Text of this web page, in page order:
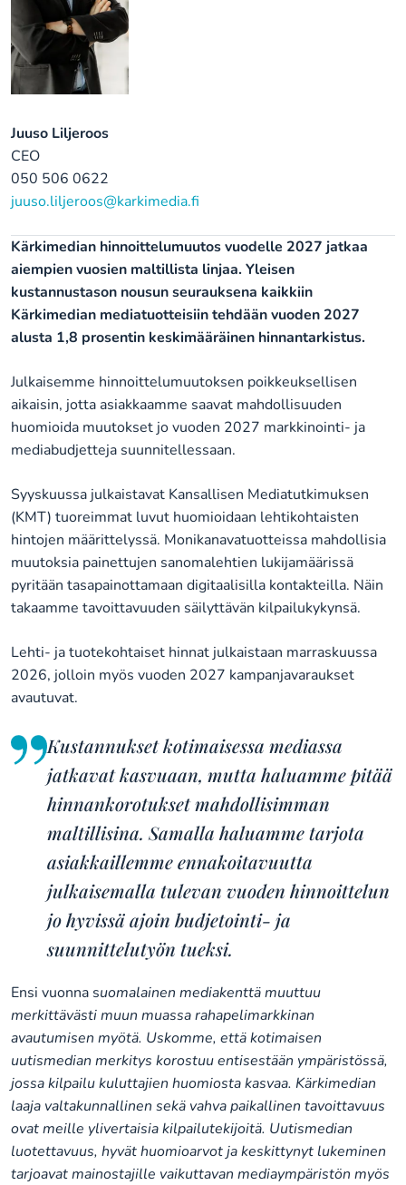
Juuso Liljeroos
CEO
050 506 0622
juuso.liljeroos@karkimedia.fi
Kärkimedian hinnoittelumuutos vuodelle 2027 jatkaa
aiempien vuosien maltillista linjaa. Yleisen
kustannustason nousun seurauksena kaikkiin
Kärkimedian mediatuotteisiin tehdään vuoden 2027
alusta 1,8 prosentin keskimääräinen hinnantarkistus.
Julkaisemme hinnoittelumuutoksen poikkeuksellisen
aikaisin, jotta asiakkaamme saavat mahdollisuuden
huomioida muutokset jo vuoden 2027 markkinointi- ja
mediabudjetteja suunnitellessaan.
Syyskuussa julkaistavat Kansallisen Mediatutkimuksen
(KMT) tuoreimmat luvut huomioidaan lehtikohtaisten
hintojen määrittelyssä. Monikanavatuotteissa mahdollisia
muutoksia painettujen sanomalehtien lukijamäärissä
pyritään tasapainottamaan digitaalisilla kontakteilla. Näin
takaamme tavoittavuuden säilyttävän kilpailukykynsä.
Lehti- ja tuotekohtaiset hinnat julkaistaan marraskuussa
2026, jolloin myös vuoden 2027 kampanjavaraukset
avautuvat.
Kustannukset kotimaisessa mediassa
jatkavat kasvuaan, mutta haluamme pitää
hinnankorotukset mahdollisimman
maltillisina. Samalla haluamme tarjota
asiakkaillemme ennakoitavuutta
julkaisemalla tulevan vuoden hinnoittelun
jo hyvissä ajoin budjetointi- ja
suunnittelutyön tueksi.
Ensi vuonna suomalainen mediakenttä muuttuu
merkittävästi muun muassa rahapelimarkkinan
avautumisen myötä. Uskomme, että kotimaisen
uutismedian merkitys korostuu entisestään ympäristössä,
jossa kilpailu kuluttajien huomiosta kasvaa. Kärkimedian
laaja valtakunnallinen sekä vahva paikallinen tavoittavuus
ovat meille ylivertaisia kilpailutekijoitä. Uutismedian
luotettavuus, hyvät huomioarvot ja keskittynyt lukeminen
tarjoavat mainostajille vaikuttavan mediaympäristön myös